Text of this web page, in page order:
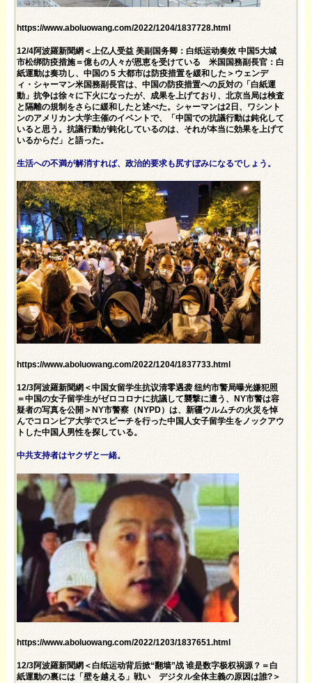
https://www.aboluowang.com/2022/1204/1837728.html
12/4阿波羅新聞網＜上亿人受益 美副国务卿：白纸运动奏效 中国5大城
市松绑防疫措施＝億もの人々が恩恵を受けている 米国国務副長官：白
紙運動は奏功し、中国の 5 大都市は防疫措置を緩和した＞ウェンデ
ィ・シャーマン米国務副長官は、中国の防疫措置への反対の「白紙運
動」抗争は徐々に下火になったが、成果を上げており、北京当局は検査
と隔離の規制をさらに緩和したと述べた。シャーマンは2日、ワシント
ンのアメリカン大学主催のイベントで、「中国での抗議行動は鈍化して
いると思う。抗議行動が鈍化しているのは、それが本当に効果を上げて
いるからだ」と語った。
生活への不満が解消すれば、政治的要求も尻すぼみになるでしょう。
https://www.aboluowang.com/2022/1204/1837733.html
12/3阿波羅新聞網＜中国女留学生抗议清零遇袭 纽约市警局曝光嫌犯照
＝中国の女子留学生がゼロコロナに抗議して襲撃に遭う、NY市警は容
疑者の写真を公開＞NY市警察（NYPD）は、新疆ウルムチの火災を悼
んでコロンビア大学でスピーチを行った中国人女子留学生をノックアウ
トした中国人男性を探している。
中共支持者はヤクザと一緒。
https://www.aboluowang.com/2022/1203/1837651.html
12/3阿波羅新聞網＜白纸运动背后掀“翻墙”战 谁是数字极权祸源？＝白
紙運動の裏には「壁を越える」戦い デジタル全体主義の原因は誰?＞